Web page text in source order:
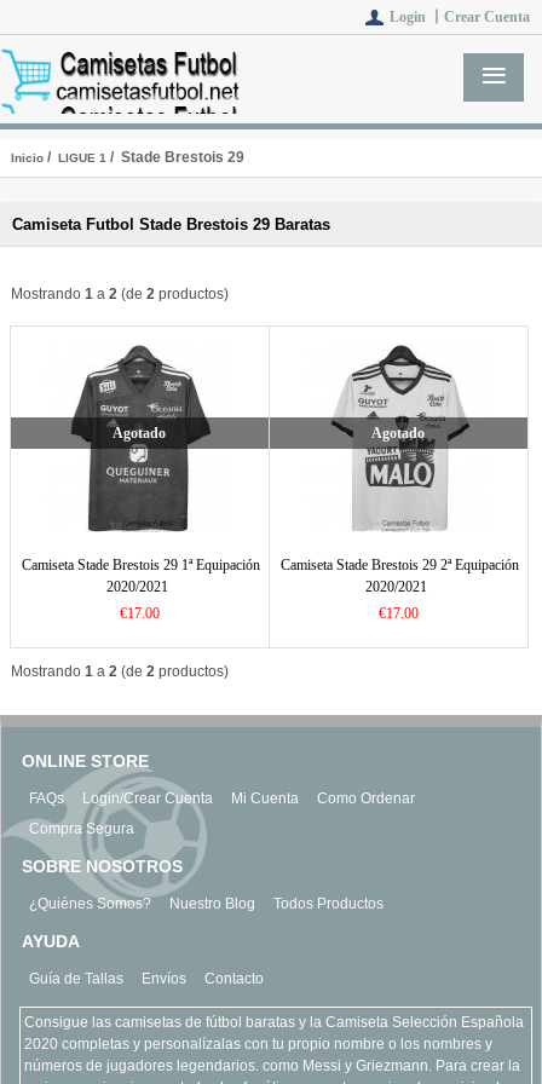
Login 丨 Crear Cuenta
Inicio/ LIGUE 1/ Stade Brestois 29
Camiseta Futbol Stade Brestois 29 Baratas
Mostrando 1a 2(de 2productos)
Agotado
Camiseta Stade Brestois 29 1ª Equipación
2020/2021
€17.00
Agotado
Camiseta Stade Brestois 29 2ª Equipación
2020/2021
€17.00
Mostrando 1a 2(de 2productos)
ONLINE STORE
FAQs Login/Crear Cuenta Mi Cuenta
Como Ordenar
Compra Segura
SOBRE NOSOTROS
¿Quiénes Somos? Nuestro Blog Todos Productos
AYUDA
Guía de Tallas Envíos Contacto
Consigue las camisetas de fútbol baratas y la Camiseta Selección Española
2020 completas y personalízalas con tu propio nombre o los nombres y
números de jugadores legendarios. como Messi y Griezmann. Para crear la